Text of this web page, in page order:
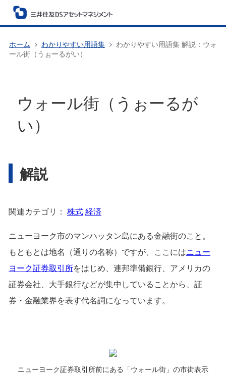
ホーム わかりやすい用語集
わかりやすい用語集 解説：ウォ
ール街（うぉーるがい）
ウォール街（うぉーるが
い）
解説
関連カテゴリ： 株式経済
ニューヨーク市のマンハッタン島にある金融街のこと。
もともとは地名（通りの名称）ですが、ここにはニュー
ヨーク証券取引所をはじめ、連邦準備銀行、アメリカの
証券会社、大手銀行などが集中していることから、証
券・金融業界を表す代名詞になっています。
ニューヨーク証券取引所前にある「ウォール街」の市街表示